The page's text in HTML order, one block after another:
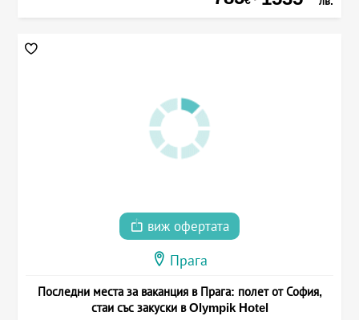
виж офертата
Прага
Последни места за ваканция в Прага: полет от София,
стаи със закуски в Olympik Hotel